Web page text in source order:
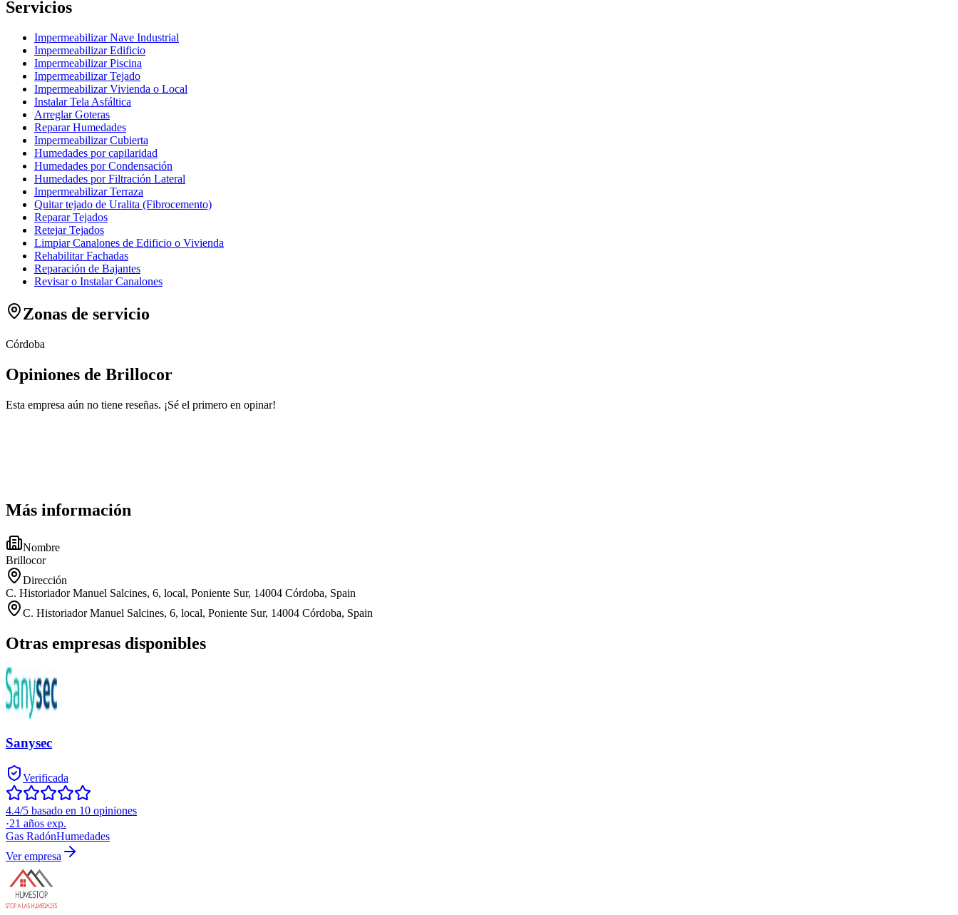
Servicios
Impermeabilizar Nave Industrial
Impermeabilizar Edificio
Impermeabilizar Piscina
Impermeabilizar Tejado
Impermeabilizar Vivienda o Local
Instalar Tela Asfáltica
Arreglar Goteras
Reparar Humedades
Impermeabilizar Cubierta
Humedades por capilaridad
Humedades por Condensación
Humedades por Filtración Lateral
Impermeabilizar Terraza
Quitar tejado de Uralita (Fibrocemento)
Reparar Tejados
Retejar Tejados
Limpiar Canalones de Edificio o Vivienda
Rehabilitar Fachadas
Reparación de Bajantes
Revisar o Instalar Canalones
Zonas de servicio
Córdoba
Opiniones de Brillocor
Esta empresa aún no tiene reseñas. ¡Sé el primero en opinar!
Más información
Nombre
Brillocor
Dirección
C. Historiador Manuel Salcines, 6, local, Poniente Sur, 14004 Córdoba, Spain
C. Historiador Manuel Salcines, 6, local, Poniente Sur, 14004 Córdoba, Spain
Otras empresas disponibles
Sanysec
Verificada
4.4/5 basado en 10 opiniones
·21 años exp.
Gas RadónHumedades
Ver empresa